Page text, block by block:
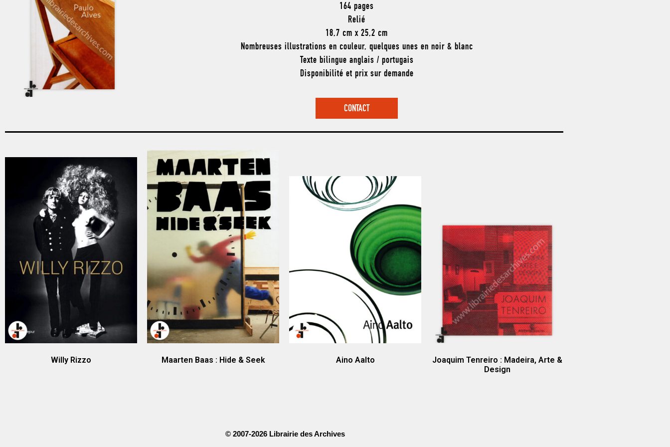
164 pages
Relié
18,7 cm x 25,2 cm
Nombreuses illustrations en couleur, quelques unes en noir & blanc
Texte bilingue anglais / portugais
Disponibilité et prix sur demande
CONTACT
Willy Rizzo Maarten Baas : Hide & Seek Aino Aalto
Joaquim Tenreiro : Madeira, Arte &
Design
© 2007-2026 Librairie des Archives